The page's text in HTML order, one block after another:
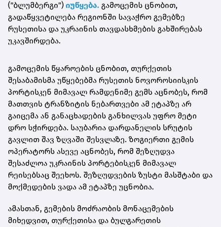
("ბლუმბერგი") იუწყება. გამოცემის ცნობით,
გადაწყვეტილება რეგიონში სავაჭრო გემებზე
რუსეთისა და უკრაინის თავდასხმების გახშირებას
უკავშირდება.
გამოცემის წყაროების ცნობით, თურქეთის
შესაბამისმა უწყებებმა რუსეთის ნოვოროსიისკის
პორტისკენ მიმავალ რამდენიმე გემს აცნობეს, რომ
მათთვის ტრანზიტის ნებართვები ამ ეტაპზე არ
გაიცემა ან განაცხადების განხილვას უფრო მეტი
დრო სჭირდება. საუბარია დარდანელის სრუტის
გავლით შავ ზღვაში შესვლაზე. ზოგიერთი გემის
ოპერატორს ასევე აცნობეს, რომ შეზღუდვა
შესაძლოა უკრაინის პორტებისკენ მიმავალ
რეისებსაც შეეხოს. შეზღუდვების ზუსტი მასშტაბი და
მოქმედების ვადა ამ ეტაპზე უცნობია.
ამასთან, გემების მოძრაობის მონაცემების
მიხედვით, თურქეთისა და ბულგარეთის